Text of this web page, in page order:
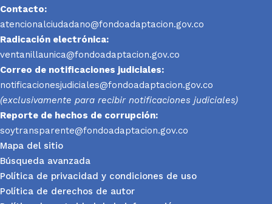
Contacto:
atencionalciudadano@fondoadaptacion.gov.co
Radicación electrónica:
ventanillaunica@fondoadaptacion.gov.co
Correo de notificaciones judiciales:
notificacionesjudiciales@fondoadaptacion.gov.co
(exclusivamente para recibir notificaciones judiciales)
Reporte de hechos de corrupción:
soytransparente@fondoadaptacion.gov.co
Mapa del sitio
Búsqueda avanzada
Política de privacidad y condiciones de uso
Política de derechos de autor